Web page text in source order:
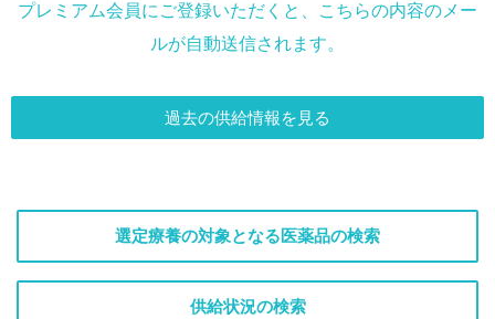
プレミアム会員にご登録いただくと、こちらの内容のメー
ルが自動送信されます。
過去の供給情報を見る
選定療養の対象となる医薬品の検索
供給状況の検索